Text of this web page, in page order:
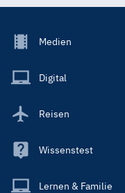
Footer
Main
Medien
Digital
Reisen
Wissenstest
Lernen & Familie